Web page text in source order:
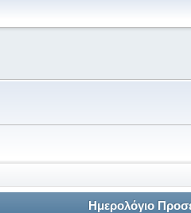
Ημερολόγιο